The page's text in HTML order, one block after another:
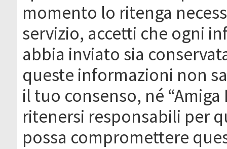
momento lo ritenga
servizio, accetti che ogni
abbia inviato sia
queste informazioni non
il tuo consenso, né
ritenersi responsabili per
possa compromettere